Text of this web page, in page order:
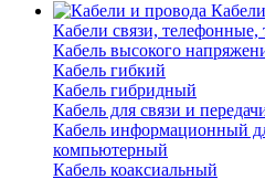
Кабели связи,
Кабель высокого
Кабель гибкий
Кабель гибридный
Кабель для связи и
Кабель информационный
компьютерный
Кабель коаксиальный